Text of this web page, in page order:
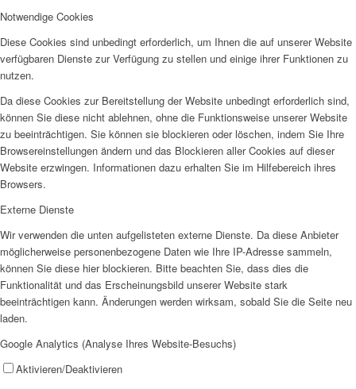
Notwendige Cookies
Diese Cookies sind unbedingt erforderlich, um Ihnen die auf unserer Website
verfügbaren Dienste zur Verfügung zu stellen und einige ihrer Funktionen zu
nutzen.
Da diese Cookies zur Bereitstellung der Website unbedingt erforderlich sind,
können Sie diese nicht ablehnen, ohne die Funktionsweise unserer Website
zu beeinträchtigen. Sie können sie blockieren oder löschen, indem Sie Ihre
Browsereinstellungen ändern und das Blockieren aller Cookies auf dieser
Website erzwingen. Informationen dazu erhalten Sie im Hilfebereich ihres
Browsers.
Externe Dienste
Wir verwenden die unten aufgelisteten externe Dienste. Da diese Anbieter
möglicherweise personenbezogene Daten wie Ihre IP-Adresse sammeln,
können Sie diese hier blockieren. Bitte beachten Sie, dass dies die
Funktionalität und das Erscheinungsbild unserer Website stark
beeinträchtigen kann. Änderungen werden wirksam, sobald Sie die Seite neu
laden.
Google Analytics (Analyse Ihres Website-Besuchs)
Aktivieren/Deaktivieren